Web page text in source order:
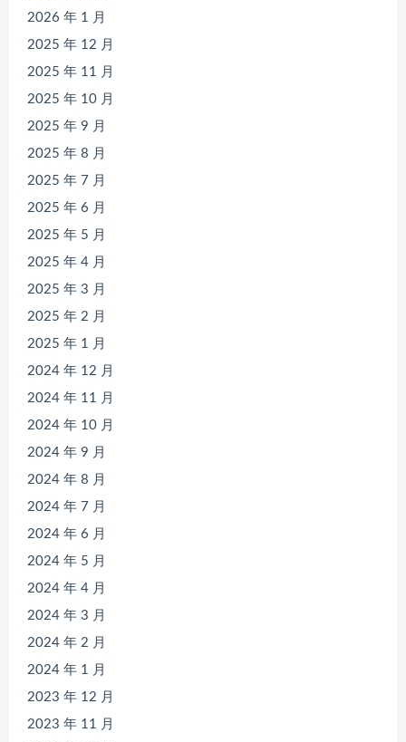
2026 年 1 月
2025 年 12 月
2025 年 11 月
2025 年 10 月
2025 年 9 月
2025 年 8 月
2025 年 7 月
2025 年 6 月
2025 年 5 月
2025 年 4 月
2025 年 3 月
2025 年 2 月
2025 年 1 月
2024 年 12 月
2024 年 11 月
2024 年 10 月
2024 年 9 月
2024 年 8 月
2024 年 7 月
2024 年 6 月
2024 年 5 月
2024 年 4 月
2024 年 3 月
2024 年 2 月
2024 年 1 月
2023 年 12 月
2023 年 11 月